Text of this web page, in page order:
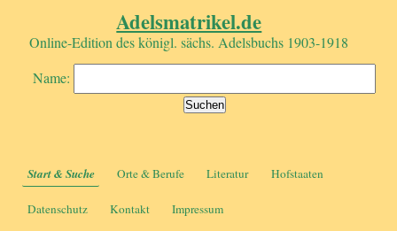
Adelsmatrikel.de
Online-Edition des königl. sächs. Adelsbuchs 1903-1918
Name:
Start & Suche Orte & Berufe Literatur Hofstaaten
Datenschutz Kontakt Impressum